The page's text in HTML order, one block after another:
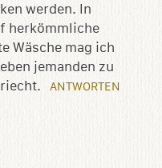
werden. In
herkömmliche
Wäsche mag ich
jemanden zu
ANTWORTEN